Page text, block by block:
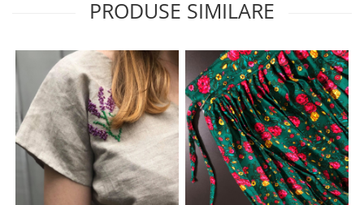
PRODUSE SIMILARE